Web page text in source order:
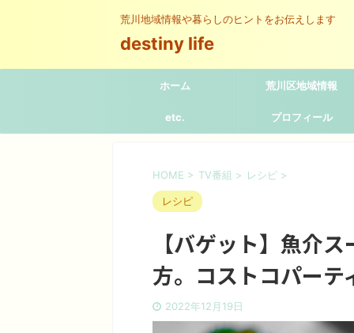
荒川地域情報や暮らしのヒントをお伝えします
destiny life
ホーム 荒川区地域情報
etc. プロフィール
HOME > TV番組 > レシピ >
レシピ
【バゲット】魚介
方。コストコパーテ
2022年12月19日